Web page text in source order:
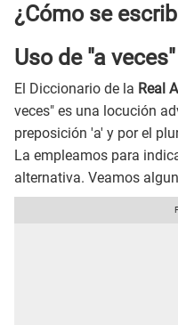
¿Cómo se
Uso de "a veces"
El Diccionario de la Real
veces" es una locución
preposición 'a' y por el
La empleamos para
alternativa. Veamos